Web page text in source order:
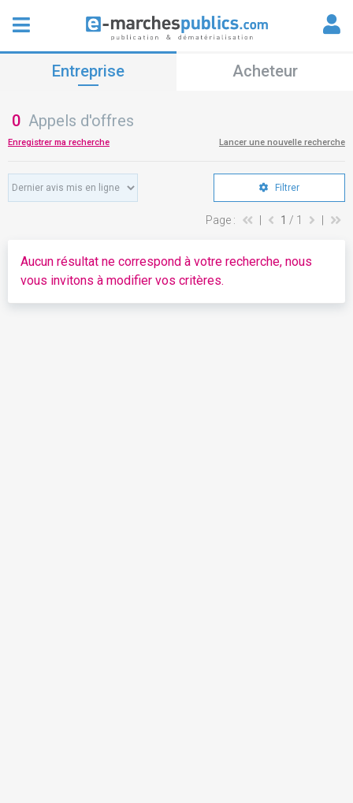
Entreprise Acheteur
0 Appels d'offres
Enregistrer ma recherche Lancer une nouvelle recherche
Filtrer
Page : 1 / 1
Aucun résultat ne correspond à votre recherche, nous
vous invitons à modifier vos critères.